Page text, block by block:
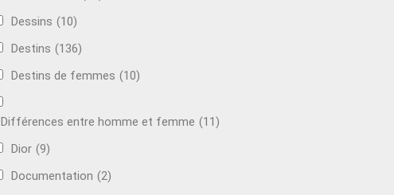
Dessins (10)
Destins (136)
Destins de femmes (10)
Différences entre homme et femme (11)
Dior (9)
Documentation (2)